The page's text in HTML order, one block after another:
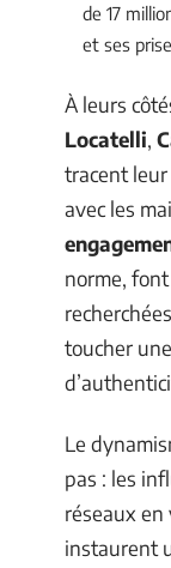
de 17
et ses
À leurs
Locatelli,
tracent leur
avec les
norme,
toucher
Le
pas : les
réseaux
instaurent